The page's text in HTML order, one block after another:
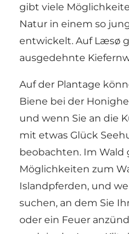
gibt viele
Natur in einem so
entwickelt. Auf Læsø
ausgedehnte
Auf der Plantage
Biene bei der
und wenn Sie an die
mit etwas Glück
beobachten. Im Wald
Möglichkeiten zum
Islandpferden, und
suchen, an dem Sie
oder ein Feuer